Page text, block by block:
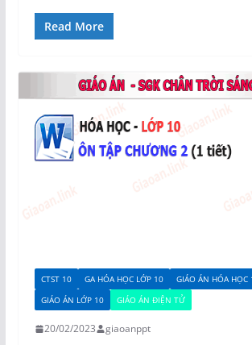
Read More
CTST 10 GA HÓA HỌC LỚP 10
GIÁO ÁN HÓA HỌC
GIÁO ÁN LỚP 10
GIÁO ÁN ĐIỆN TỬ
20/02/2023 giaoanppt